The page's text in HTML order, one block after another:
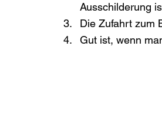
Ausschilderung
Die Zufahrt zum
Gut ist, wenn